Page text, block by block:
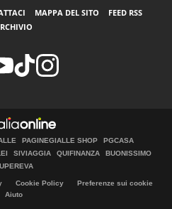
MAPPA DEL SITO
FEED RSS
PAGINEGIALLE SHOP
PGCASA
SIVIAGGIA QUIFINANZA
BUONISSIMO
Cookie Policy
Preferenze sui cookie
Aiuto